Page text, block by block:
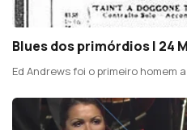
Blues dos primórdios | 24
Ed Andrews foi o primeiro homem